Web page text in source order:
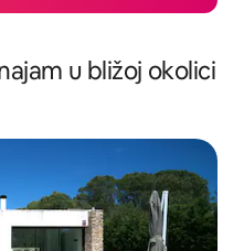
u bližoj okolici